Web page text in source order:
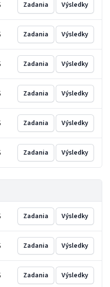
Zadania Výsledky
Zadania Výsledky
Zadania Výsledky
Zadania Výsledky
Zadania Výsledky
Zadania Výsledky
Zadania Výsledky
Zadania Výsledky
Zadania Výsledky